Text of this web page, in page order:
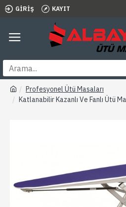
GIRIŞ KAYIT
Profesyonel Ütü Masaları
Katlanabilir Kazanlı Ve Fanlı Ütü